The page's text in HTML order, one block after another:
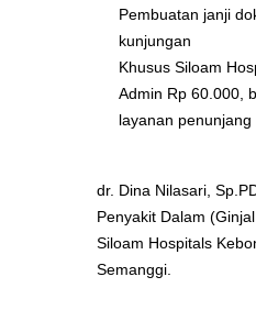
Pembuatan janji
kunjungan
Khusus Siloam
Admin Rp 60.000,
layanan penunjang
dr. Dina Nilasari,
Penyakit Dalam
Siloam Hospitals
Semanggi.